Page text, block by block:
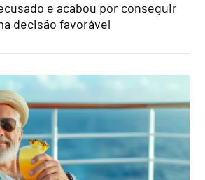
e acabou por conseguir
decisão favorável